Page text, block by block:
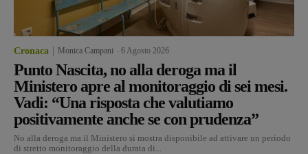
Cronaca Monica Campani 6 Agosto 2026
Punto Nascita, no alla deroga ma il
Ministero apre al monitoraggio di sei mesi.
Vadi: “Una risposta che valutiamo
positivamente anche se con prudenza”
No alla deroga ma il Ministero si mostra disponibile ad attivare un periodo
di stretto monitoraggio della durata di...